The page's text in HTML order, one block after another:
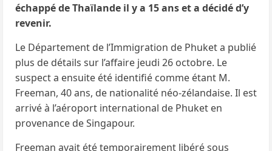
échappé de Thaïlande il y a 15 ans et a décidé d’y
revenir.
Le Département de l’Immigration de Phuket a publié
plus de détails sur l’affaire jeudi 26 octobre. Le
suspect a ensuite été identifié comme étant M.
Freeman, 40 ans, de nationalité néo-zélandaise. Il est
arrivé à l’aéroport international de Phuket en
provenance de Singapour.
Freeman avait été temporairement libéré sous